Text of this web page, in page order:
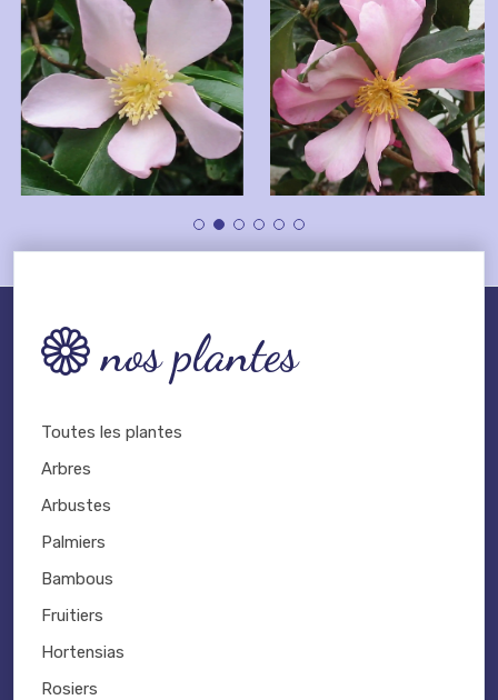
nos plantes
Toutes les plantes
Arbres
Arbustes
Palmiers
Bambous
Fruitiers
Hortensias
Rosiers